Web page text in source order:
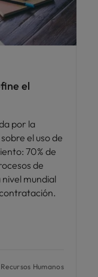
el
por la
el uso de
70% de
de
nivel mundial
Recursos Humanos